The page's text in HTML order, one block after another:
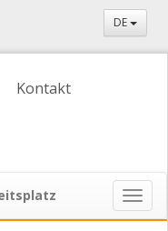
DE
Kontakt
ein-/